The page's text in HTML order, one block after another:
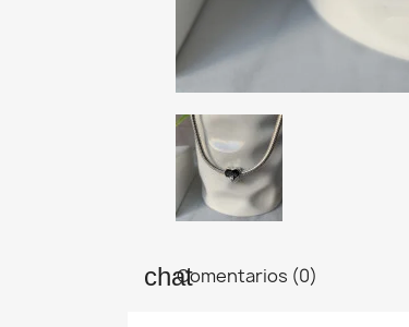
Comentarios (0)